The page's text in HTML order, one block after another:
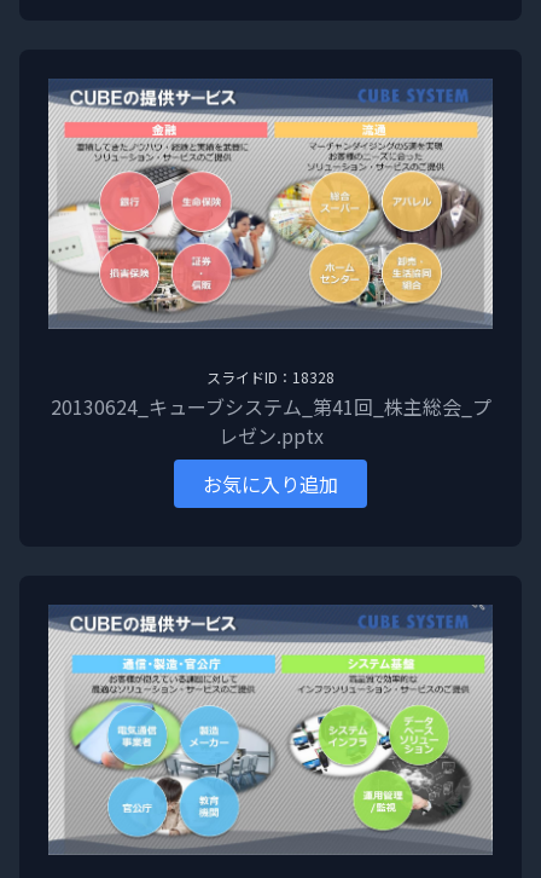
スライドID：18328
20130624_キューブシステム_第41回_株主総会_プ
レゼン.pptx
お気に入り追加